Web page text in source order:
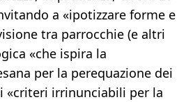
a «ipotizzare forme e
tra parrocchie (e altri
«che ispira la
per la perequazione dei
«criteri irrinunciabili per la